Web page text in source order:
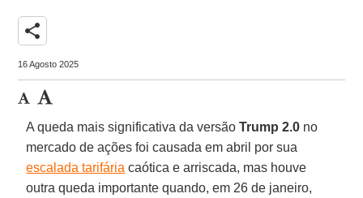
share
16 Agosto 2025
A queda mais significativa da versão Trump 2.0 no
mercado de ações foi causada em abril por sua
escalada tarifária caótica e arriscada, mas houve
outra queda importante quando, em 26 de janeiro,